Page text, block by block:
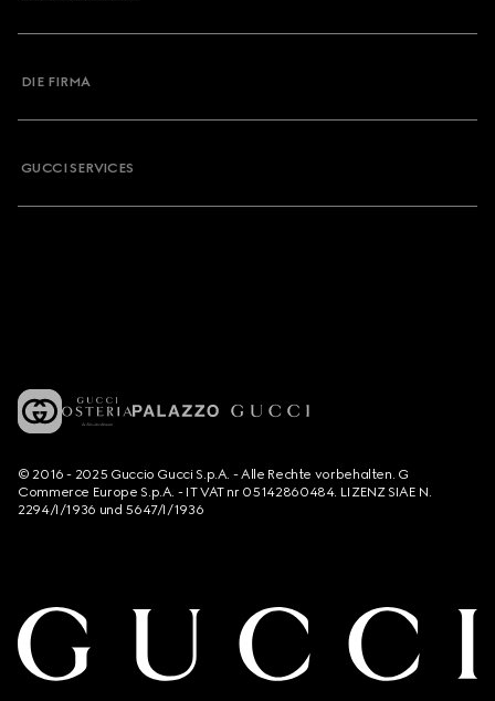
DIE FIRMA
GUCCI SERVICES
© 2016 - 2025 Guccio Gucci S.p.A. - Alle Rechte vorbehalten. G
Commerce Europe S.p.A. - IT VAT nr 05142860484. LIZENZ SIAE N.
2294/I/1936 und 5647/I/1936